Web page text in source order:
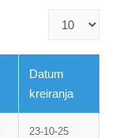
Prikaz
Datum
kreiranja
23-10-25